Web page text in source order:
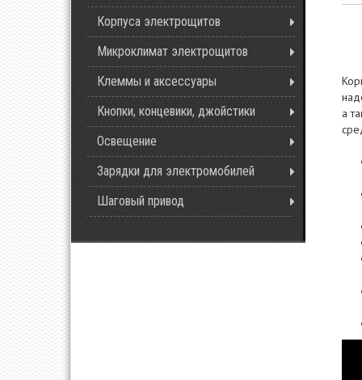
Корпуса электрощитов
Микроклимат электрощитов
Клеммы и аксессуары
Кнопки, концевики, джойстики
Освещение
Зарядки для электромобилей
Шаговый привод
а